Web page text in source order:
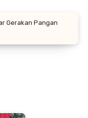
Gerakan Pangan